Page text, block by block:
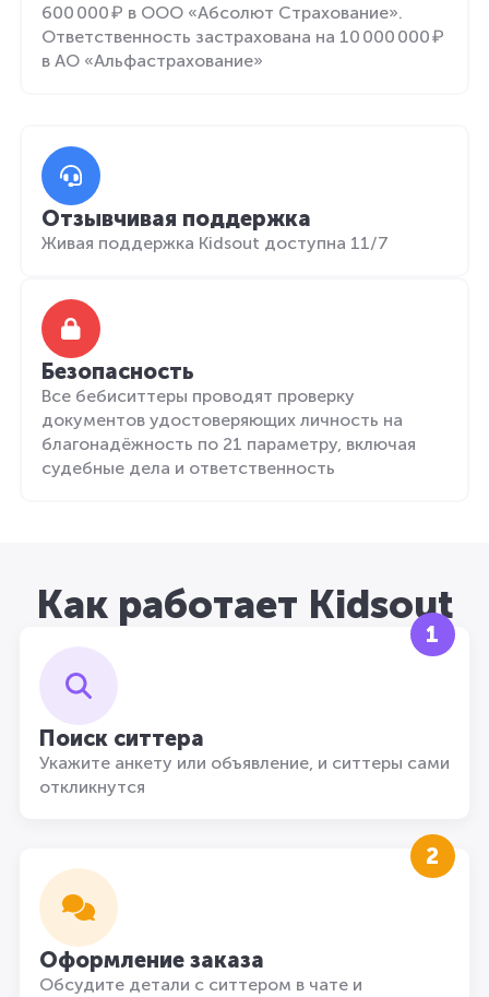
600 000 ₽ в ООО «Абсолют Страхование».
Ответственность застрахована на 10 000 000 ₽
в АО «Альфастрахование»
Отзывчивая поддержка
Живая поддержка Kidsout доступна 11/7
Безопасность
Все бебиситтеры проводят проверку
документов удостоверяющих личность на
благонадёжность по 21 параметру, включая
судебные дела и ответственность
Как работает Kidsout
1
Поиск ситтера
Укажите анкету или объявление, и ситтеры сами
откликнутся
2
Оформление заказа
Обсудите детали с ситтером в чате и